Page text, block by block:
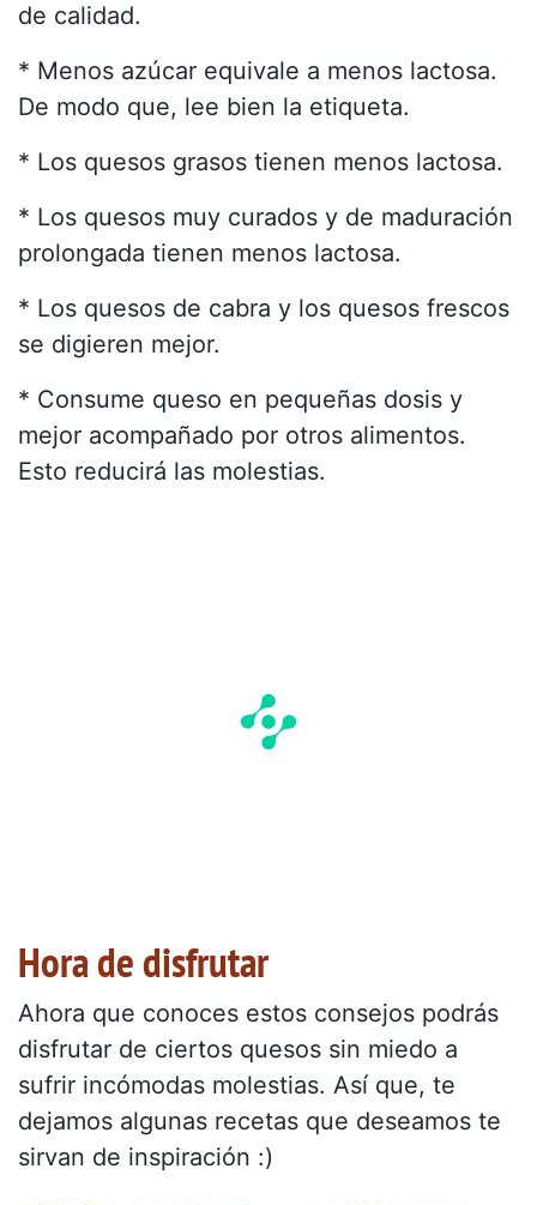
de calidad.
* Menos azúcar equivale a menos lactosa.
De modo que, lee bien la etiqueta.
* Los quesos grasos tienen menos lactosa.
* Los quesos muy curados y de maduración
prolongada tienen menos lactosa.
* Los quesos de cabra y los quesos frescos
se digieren mejor.
* Consume queso en pequeñas dosis y
mejor acompañado por otros alimentos.
Esto reducirá las molestias.
Hora de disfrutar
Ahora que conoces estos consejos podrás
disfrutar de ciertos quesos sin miedo a
sufrir incómodas molestias. Así que, te
dejamos algunas recetas que deseamos te
sirvan de inspiración :)